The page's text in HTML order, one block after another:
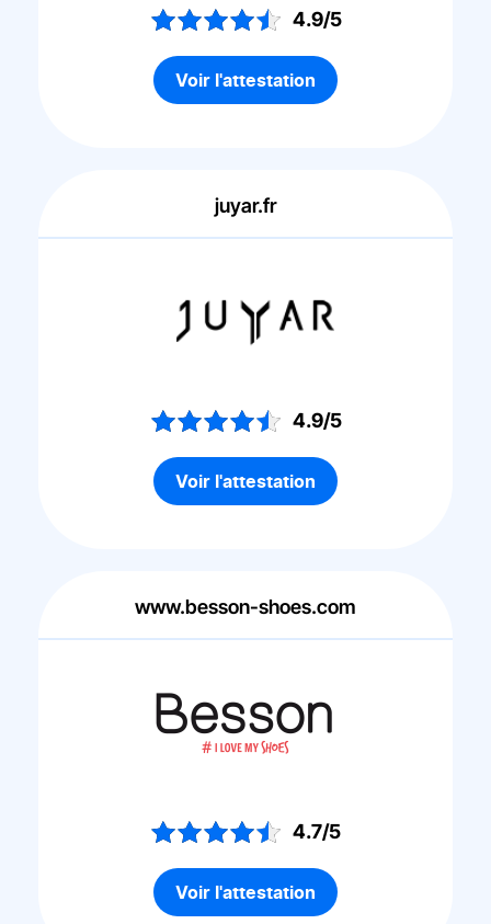
4.9/5
Voir l'attestation
juyar.fr
4.9/5
Voir l'attestation
www.besson-shoes.com
4.7/5
Voir l'attestation